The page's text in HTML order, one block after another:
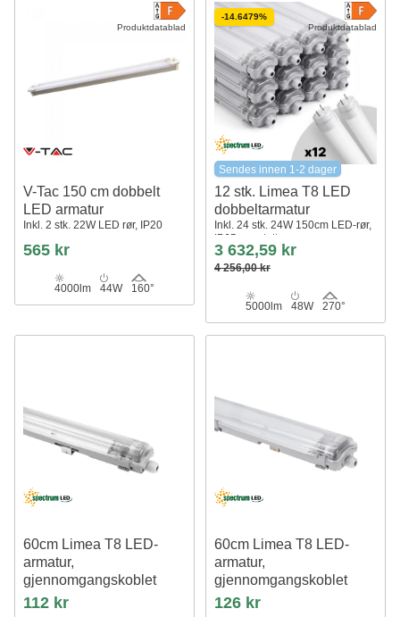
Produktdatablad
V-Tac 150 cm dobbelt
LED armatur
Inkl. 2 stk. 22W LED rør, IP20
565 kr
4000lm 44W 160°
Produktdatablad
-14.6479%
Sendes innen 1-2 dager
12 stk. Limea T8 LED
dobbeltarmatur
Inkl. 24 stk. 24W 150cm LED-rør,
IP65 vanntett
3 632,59 kr
4 256,00 kr
5000lm 48W 270°
60cm Limea T8 LED-
armatur,
gjennomgangskoblet
Til 1x 60cm LED-rør, IP65
vanntett
112 kr
60cm Limea T8 LED-
armatur,
gjennomgangskoblet
Til 2x 60cm LED-rør, IP65
vanntett
126 kr